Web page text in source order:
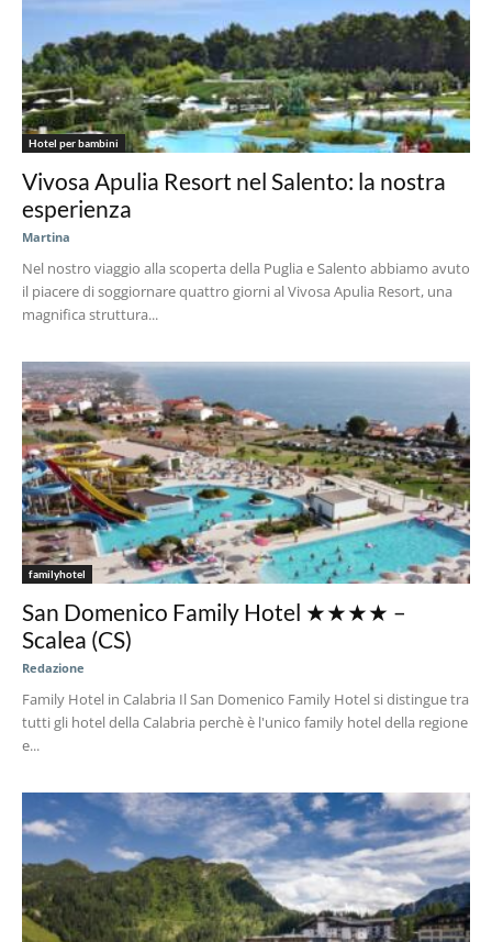
Hotel per bambini
Vivosa Apulia Resort nel Salento: la nostra
esperienza
Martina
Nel nostro viaggio alla scoperta della Puglia e Salento abbiamo avuto
il piacere di soggiornare quattro giorni al Vivosa Apulia Resort, una
magnifica struttura...
familyhotel
San Domenico Family Hotel ★★★★ –
Scalea (CS)
Redazione
Family Hotel in Calabria Il San Domenico Family Hotel si distingue tra
tutti gli hotel della Calabria perchè è l'unico family hotel della regione
e...